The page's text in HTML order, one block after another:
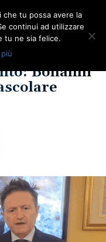
NOTIZIE
Bonanni
che tu possa avere la
continui ad utilizzare
tu ne sia felice.